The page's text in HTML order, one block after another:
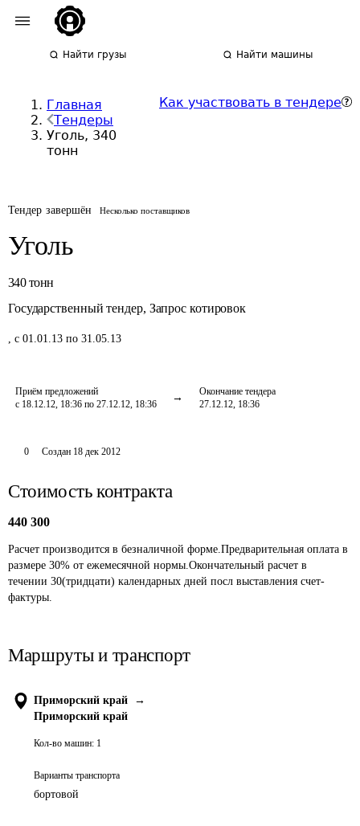
Найти грузы Найти машины
Главная
Тендеры
Уголь, 340
тонн
Как участвовать в тендере
Тендер завершён Несколько поставщиков
Уголь
340 тонн
Государственный тендер, Запрос котировок
, с 01.01.13 по 31.05.13
Приём предложений
с 18.12.12, 18:36 по 27.12.12, 18:36
Окончание тендера
27.12.12, 18:36
0 Создан 18 дек 2012
Стоимость контракта
440 300
Расчет производится в безналичной форме.Предварительная оплата в
размере 30% от ежемесячной нормы.Окончательный расчет в
течении 30(тридцати) календарных дней посл выставления счет-
фактуры.
Маршруты и транспорт
Приморский край
→
Приморский край
Кол-во машин: 1
Варианты транспорта
бортовой